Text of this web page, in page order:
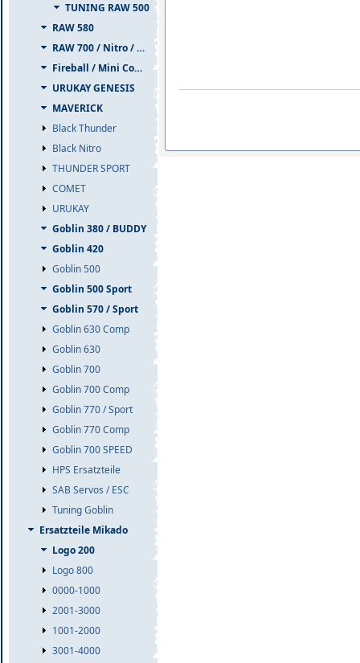
TUNING RAW 500
RAW 580
RAW 700 / Nitro / PIUMA
Fireball / Mini Comet
URUKAY GENESIS
MAVERICK
Black Thunder
Black Nitro
THUNDER SPORT
COMET
URUKAY
Goblin 380 / BUDDY
Goblin 420
Goblin 500
Goblin 500 Sport
Goblin 570 / Sport
Goblin 630 Comp
Goblin 630
Goblin 700
Goblin 700 Comp
Goblin 770 / Sport
Goblin 770 Comp
Goblin 700 SPEED
HPS Ersatzteile
SAB Servos / ESC
Tuning Goblin
Ersatzteile Mikado
Logo 200
Logo 800
0000-1000
2001-3000
1001-2000
3001-4000